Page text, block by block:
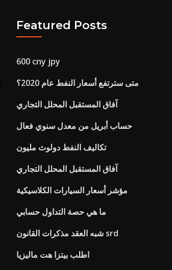
Featured Posts
600 cny jpy
متى سترتفع أسعار النفط عام 2020؟
آفاق المستقبل المحلل التجاري
حساب أبريل من معدل سنوي فعال
تكاليف النفط دولوث مليون
آفاق المستقبل المحلل التجاري
مؤشر أسعار السيارات الكلاسيكية
ما هي حصة التداول حسابي
شبه العقد مذكرات القانون srd
اطلب بيتزا هت ماليزيا